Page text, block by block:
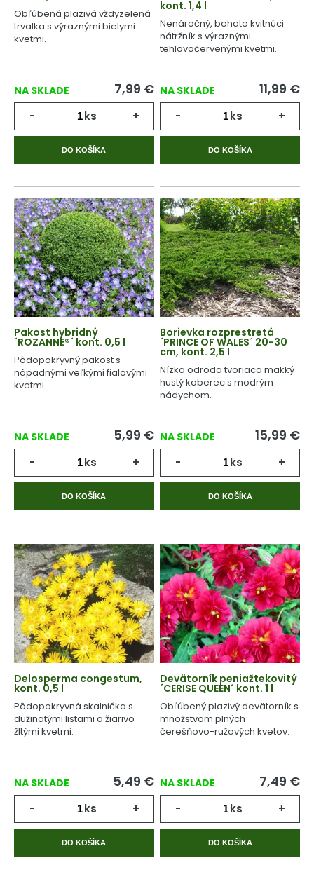
Obľúbená plazivá vždyzelená
trvalka s výraznými bielymi
kvetmi.
NA SKLADE 7,99 €
- ks +
DO KOŠÍKA
kont. 1,4 l
Nenáročný, bohato kvitnúci
nátržník s výraznými
tehlovočervenými kvetmi.
NA SKLADE 11,99 €
- ks +
DO KOŠÍKA
Pakost hybridný
´ROZANNE®´ kont. 0,5 l
Pôdopokryvný pakost s
nápadnými veľkými fialovými
kvetmi.
NA SKLADE 5,99 €
- ks +
DO KOŠÍKA
Borievka rozprestretá
´PRINCE OF WALES´ 20-30
cm, kont. 2,5 l
Nízka odroda tvoriaca mäkký
hustý koberec s modrým
nádychom.
NA SKLADE 15,99 €
- ks +
DO KOŠÍKA
Delosperma congestum,
kont. 0,5 l
Pôdopokryvná skalnička s
dužinatými listami a žiarivo
žltými kvetmi.
NA SKLADE 5,49 €
- ks +
DO KOŠÍKA
Devätorník peniažtekovitý
´CERISE QUEEN´ kont. 1 l
Obľúbený plazivý devätorník s
množstvom plných
čerešňovo-ružových kvetov.
NA SKLADE 7,49 €
- ks +
DO KOŠÍKA